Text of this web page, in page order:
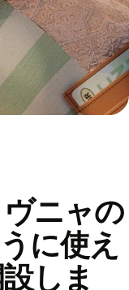
ニャの
に使え
しま